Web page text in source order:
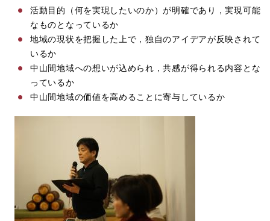
活動目的（何を実現したいのか）が明確であり，実現可能
なものとなっているか
地域の現状を把握した上で，独自のアイデアが反映されて
いるか
中山間地域への想いが込められ，共感が得られる内容とな
っているか
中山間地域の価値を高めることに寄与しているか